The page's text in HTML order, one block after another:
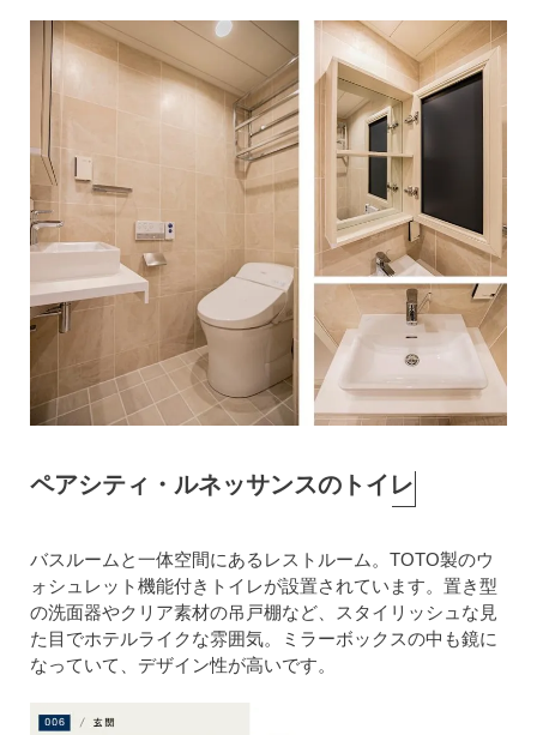
ペアシティ・ルネッサンスのトイレ
バスルームと一体空間にあるレストルーム。TOTO製のウ
ォシュレット機能付きトイレが設置されています。置き型
の洗面器やクリア素材の吊戸棚など、スタイリッシュな見
た目でホテルライクな雰囲気。ミラーボックスの中も鏡に
なっていて、デザイン性が高いです。